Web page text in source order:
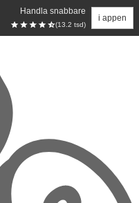
Handla snabbare
(13.2 tsd)
i appen